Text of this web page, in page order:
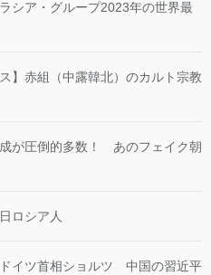
シア・グループ2023年の世界最
】赤組（中露韓北）のカルト宗教
が圧倒的多数！ あのフェイク朝
ロシア人
ドイツ首相ショルツ 中国の習近平